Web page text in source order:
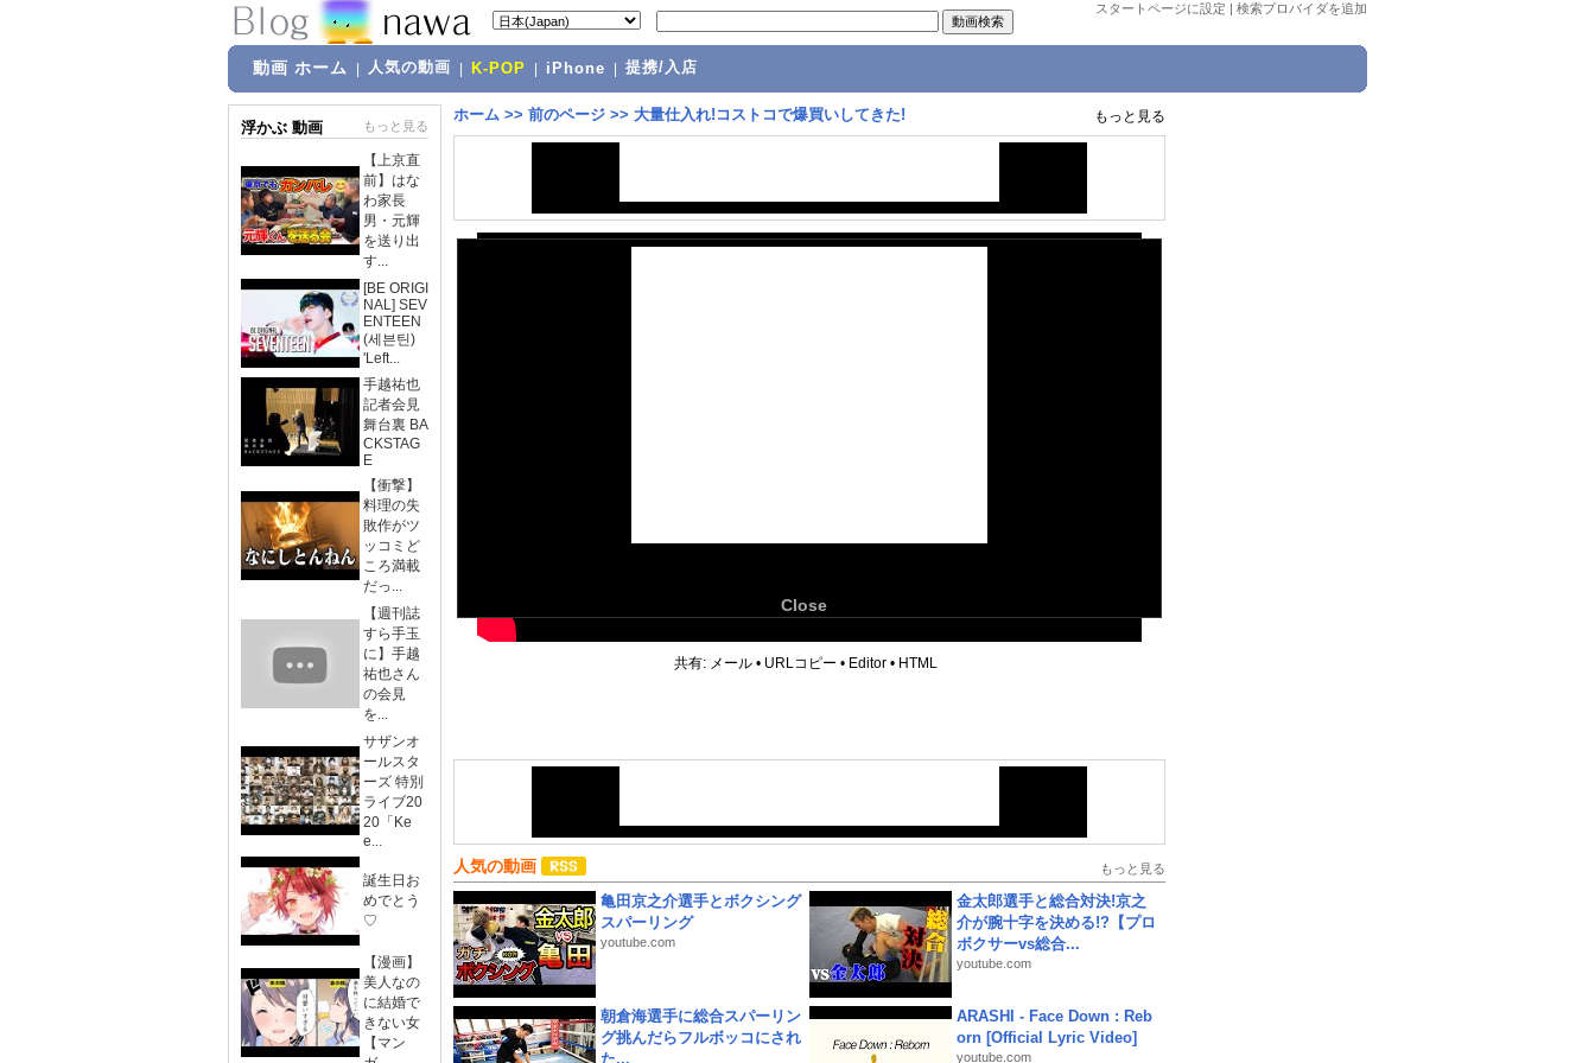
スタートページに設定 | 検索プロバイダを追加
動画 ホーム 人気の動画 K-POP iPhone 提携/入店
浮かぶ 動画 もっと見る
【上京直
前】はな
わ家長
男・元輝
を送り出
す...
[BE ORIGI
NAL] SEV
ENTEEN
(세븐틴)
'Left...
手越祐也
記者会見
舞台裏 BA
CKSTAG
E
【衝撃】
料理の失
敗作がツ
ッコミど
ころ満載
だっ...
【週刊誌
すら手玉
に】手越
祐也さん
の会見
を...
サザンオ
ールスタ
ーズ 特別
ライブ20
20「Ke
e...
誕生日お
めでとう
♡
【漫画】
美人なの
に結婚で
きない女
【マン
ホーム >> 前のページ >> 大量仕入れ!コストコで爆買いしてきた! もっと見る
Close
共有: メール • URLコピー • Editor • HTML
人気の動画 もっと見る
亀田京之介選手とボクシング
スパーリング
youtube.com
金太郎選手と総合対決!京之
介が腕十字を決める!?【プロ
ボクサーvs総合...
youtube.com
朝倉海選手に総合スパーリン
グ挑んだらフルボッコにされ
た...
ARASHI - Face Down : Reb
orn [Official Lyric Video]
youtube.com